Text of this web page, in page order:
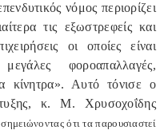
νόμος περιορίζει
τις εξωστρεφείς και
οι οποίες είναι
φοροαπαλλαγές,
κίνητρα». Αυτό τόνισε ο
κ. Μ. Χρυσοχοΐδης
σημειώνοντας ότι τα παρουσιαστεί